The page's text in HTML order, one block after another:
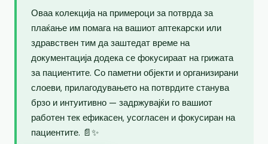
Оваа колекција на примероци за потврда за
плаќање им помага на вашиот аптекарски или
здравствен тим да заштедат време на
документација додека се фокусираат на грижата
за пациентите. Со паметни објекти и организирани
слоеви, прилагодувањето на потврдите станува
брзо и интуитивно — задржувајќи го вашиот
работен тек ефикасен, усогласен и фокусиран на
пациентите. 📄✨